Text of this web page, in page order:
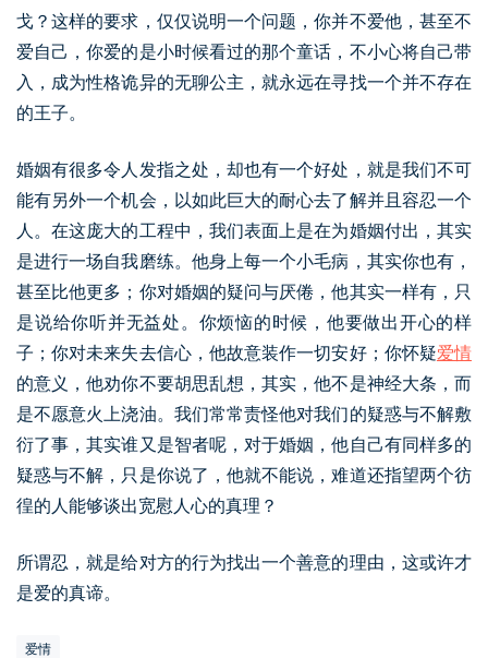
戈？这样的要求，仅仅说明一个问题，你并不爱他，甚至不
爱自己，你爱的是小时候看过的那个童话，不小心将自己带
入，成为性格诡异的无聊公主，就永远在寻找一个并不存在
的王子。
婚姻有很多令人发指之处，却也有一个好处，就是我们不可
能有另外一个机会，以如此巨大的耐心去了解并且容忍一个
人。在这庞大的工程中，我们表面上是在为婚姻付出，其实
是进行一场自我磨练。他身上每一个小毛病，其实你也有，
甚至比他更多；你对婚姻的疑问与厌倦，他其实一样有，只
是说给你听并无益处。你烦恼的时候，他要做出开心的样
子；你对未来失去信心，他故意装作一切安好；你怀疑爱情
的意义，他劝你不要胡思乱想，其实，他不是神经大条，而
是不愿意火上浇油。我们常常责怪他对我们的疑惑与不解敷
衍了事，其实谁又是智者呢，对于婚姻，他自己有同样多的
疑惑与不解，只是你说了，他就不能说，难道还指望两个彷
徨的人能够谈出宽慰人心的真理？
所谓忍，就是给对方的行为找出一个善意的理由，这或许才
是爱的真谛。
爱情